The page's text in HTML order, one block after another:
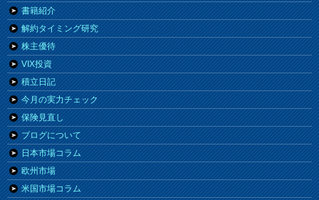
書籍紹介
解約タイミング研究
株主優待
VIX投資
積立日記
今月の実力チェック
保険見直し
ブログについて
日本市場コラム
欧州市場
米国市場コラム